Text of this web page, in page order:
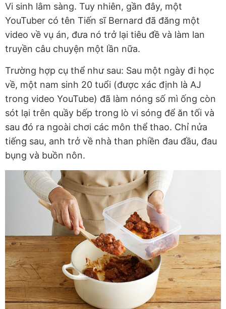
Vi sinh lâm sàng. Tuy nhiên, gần đây, một
YouTuber có tên Tiến sĩ Bernard đã đăng một
video về vụ án, đưa nó trở lại tiêu đề và làm lan
truyền câu chuyện một lần nữa.
Trường hợp cụ thể như sau: Sau một ngày đi học
về, một nam sinh 20 tuổi (được xác định là AJ
trong video YouTube) đã làm nóng số mì ống còn
sót lại trên quầy bếp trong lò vi sóng để ăn tối và
sau đó ra ngoài chơi các môn thể thao. Chỉ nửa
tiếng sau, anh trở về nhà than phiền đau đầu, đau
bụng và buồn nôn.